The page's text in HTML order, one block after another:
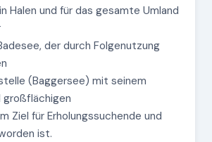
Halen und für das gesamte Umland
der durch Folgenutzung
(Baggersee) mit seinem
großflächigen
Ziel für Erholungssuchende und
ist.